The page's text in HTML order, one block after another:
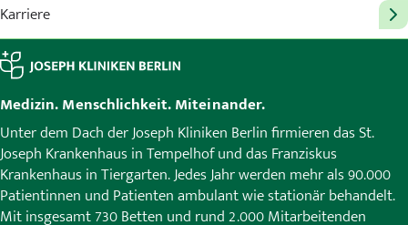
Karriere
Medizin. Menschlichkeit. Miteinander.
Unter dem Dach der Joseph Kliniken Berlin firmieren das St.
Joseph Krankenhaus in Tempelhof und das Franziskus
Krankenhaus in Tiergarten. Jedes Jahr werden mehr als 90.000
Patientinnen und Patienten ambulant wie stationär behandelt.
Mit insgesamt 730 Betten und rund 2.000 Mitarbeitenden